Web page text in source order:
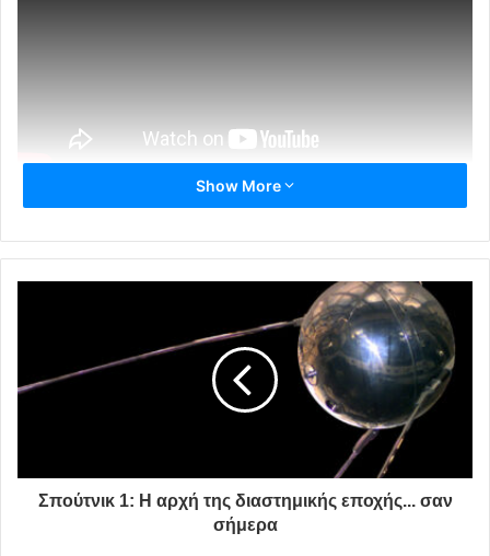
φασισμός όχι Χρυσή Αυγή
φιλαρμονική Δήμου Χαλανδρίου
μουσική
Show More
Σπούτνικ 1: Η αρχή της διαστημικής εποχής... σαν
σήμερα